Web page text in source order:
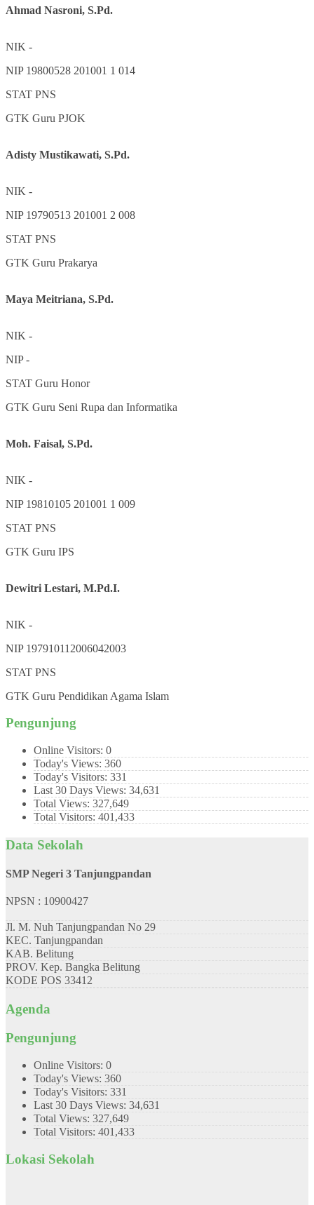
Ahmad Nasroni, S.Pd.
NIK -
NIP 19800528 201001 1 014
STAT PNS
GTK Guru PJOK
Adisty Mustikawati, S.Pd.
NIK -
NIP 19790513 201001 2 008
STAT PNS
GTK Guru Prakarya
Maya Meitriana, S.Pd.
NIK -
NIP-
STAT Guru Honor
GTK Guru Seni Rupa dan Informatika
Moh. Faisal, S.Pd.
NIK -
NIP 19810105 201001 1 009
STAT PNS
GTK Guru IPS
Dewitri Lestari, M.Pd.I.
NIK -
NIP 197910112006042003
STAT PNS
GTK Guru Pendidikan Agama Islam
Pengunjung
Online Visitors: 0
Today's Views: 360
Today's Visitors: 331
Last 30 Days Views: 34,631
Total Views: 327,649
Total Visitors: 401,433
Data Sekolah
SMP Negeri 3 Tanjungpandan
NPSN : 10900427
Jl. M. Nuh Tanjungpandan No 29
KEC. Tanjungpandan
KAB. Belitung
PROV. Kep. Bangka Belitung
KODE POS 33412
Agenda
Pengunjung
Online Visitors: 0
Today's Views: 360
Today's Visitors: 331
Last 30 Days Views: 34,631
Total Views: 327,649
Total Visitors: 401,433
Lokasi Sekolah